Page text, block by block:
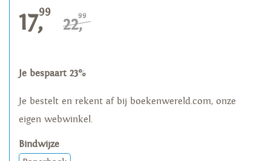
17,99
22,99
Je bespaart 23%
Je bestelt en rekent af bij boekenwereld.com, onze
eigen webwinkel.
Bindwijze